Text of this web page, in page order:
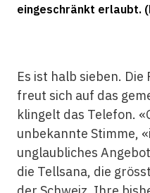
eingeschränkt erlaubt.
Es ist halb sieben.
freut sich auf das
klingelt das Telefon.
unbekannte Stimme,
unglaubliches
die Tellsana, die